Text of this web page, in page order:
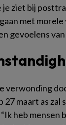
ziet bij
met
gevoelens van
verwonding
27 maart as
heb mensen